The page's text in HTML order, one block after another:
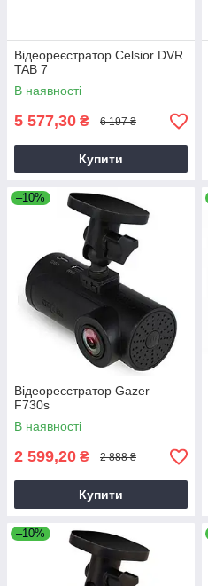
Відеореєстратор Celsior DVR
TAB 7
В наявності
5 577,30 ₴ 6 197 ₴
Купити
–10%
Відеореєстратор Gazer
F730s
В наявності
2 599,20 ₴ 2 888 ₴
Купити
–10%